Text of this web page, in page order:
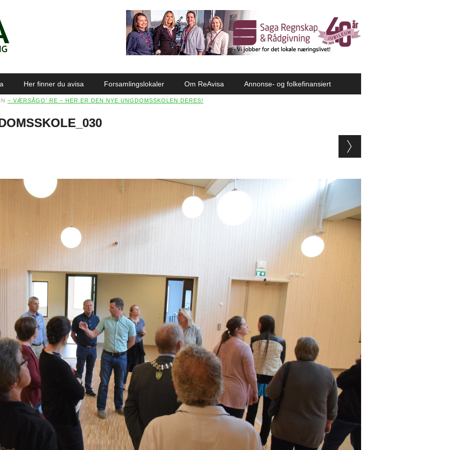
Her finner du avisa Forsamlingslokaler Om ReAvisa Annonse- og folkefinansiert
IN – VÆRSÅGO’ RE – HER ER DEN NYE UNGDOMSSKOLEN DERES!